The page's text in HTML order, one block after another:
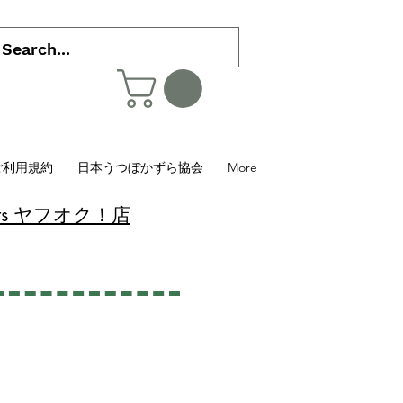
利用規約 日本うつぼかずら協会 More
ヤフオク！店